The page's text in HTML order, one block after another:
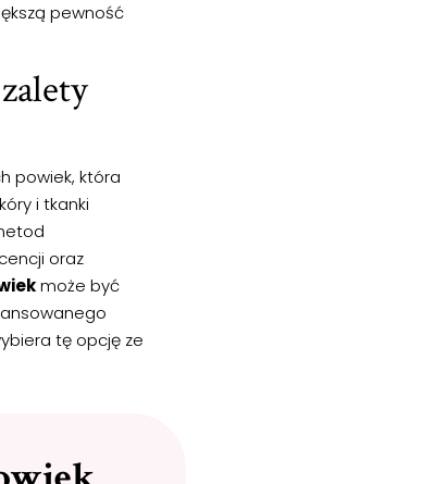
pewność
powiek, która
i tkanki
oraz
może być
tę opcję ze